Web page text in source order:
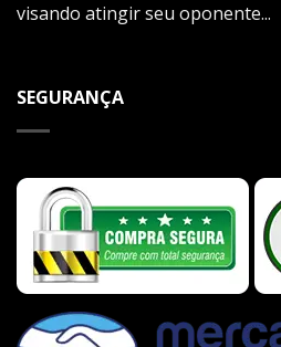
visando atingir seu oponente...
SEGURANÇA